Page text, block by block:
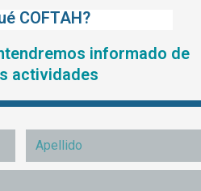
COFTAH?
informado de
actividades